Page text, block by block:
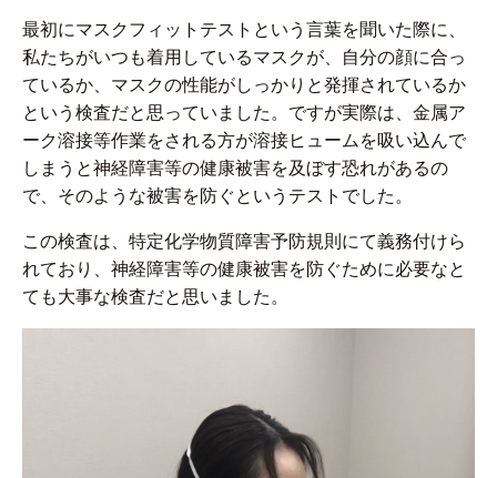
最初にマスクフィットテストという言葉を聞いた際に、
私たちがいつも着用しているマスクが、自分の顔に合っ
ているか、マスクの性能がしっかりと発揮されているか
という検査だと思っていました。ですが実際は、金属ア
ーク溶接等作業をされる方が溶接ヒュームを吸い込んで
しまうと神経障害等の健康被害を及ぼす恐れがあるの
で、そのような被害を防ぐというテストでした。
この検査は、特定化学物質障害予防規則にて義務付けら
れており、神経障害等の健康被害を防ぐために必要なと
ても大事な検査だと思いました。